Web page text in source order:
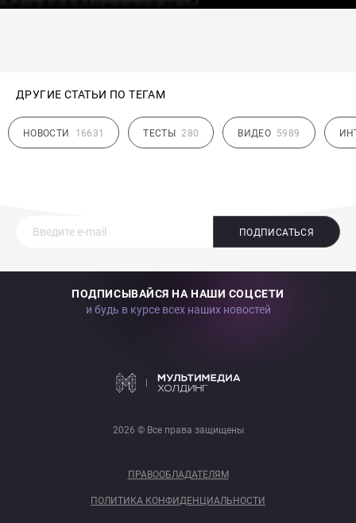
ДРУГИЕ СТАТЬИ ПО ТЕГАМ
НОВОСТИ 16631 ТЕСТЫ 280 ВИДЕО 5989
ПОДПИСАТЬСЯ
ПОДПИСЫВАЙСЯ НА НАШИ СОЦСЕТИ
и будь в курсе всех наших новостей
2026 © Все права защищены
ПРАВООБЛАДАТЕЛЯМ
ПОЛИТИКА КОНФИДЕНЦИАЛЬНОСТИ